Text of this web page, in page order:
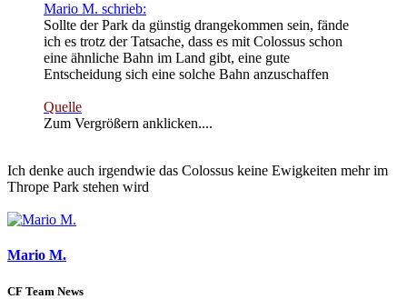
Mario M. schrieb:
Sollte der Park da günstig drangekommen sein, fände
ich es trotz der Tatsache, dass es mit Colossus schon
eine ähnliche Bahn im Land gibt, eine gute
Entscheidung sich eine solche Bahn anzuschaffen
Quelle
Zum Vergrößern anklicken....
Ich denke auch irgendwie das Colossus keine Ewigkeiten mehr im
Thrope Park stehen wird
Mario M.
CF Team News